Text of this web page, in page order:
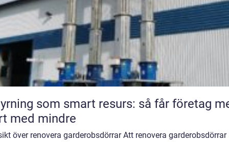
som smart resurs: så får företag
med mindre
över renovera garderobsdörrar Att renovera garderobsdörrar